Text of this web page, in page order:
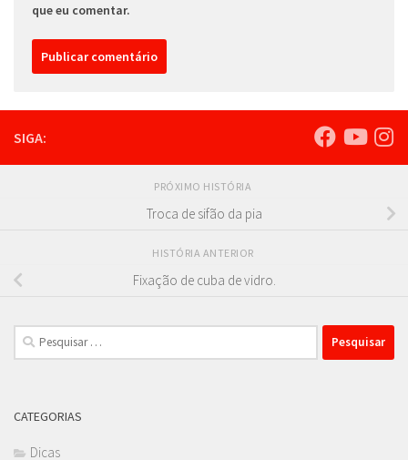
que eu comentar.
SIGA:
PRÓXIMO HISTÓRIA
Troca de sifão da pia
HISTÓRIA ANTERIOR
Fixação de cuba de vidro.
Pesquisar
por:
CATEGORIAS
Dicas